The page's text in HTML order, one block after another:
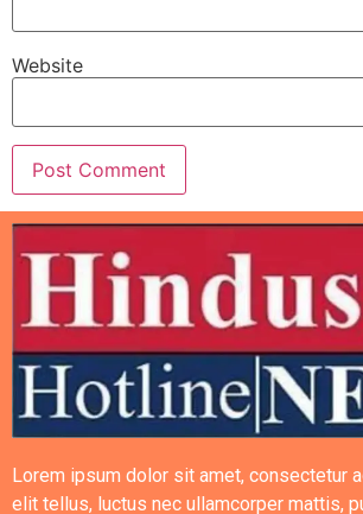
Website
Lorem ipsum dolor sit amet, consectetur
elit tellus, luctus nec ullamcorper mattis,